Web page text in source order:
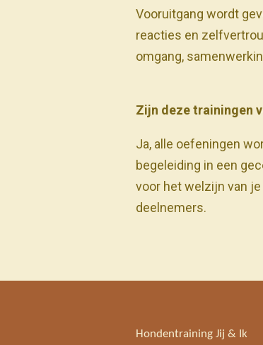
Vooruitgang wordt
reacties en
omgang,
Zijn deze trainingen
Ja, alle oefeningen
begeleiding in een
voor het welzijn van
deelnemers.
Hondentraining Jij & Ik